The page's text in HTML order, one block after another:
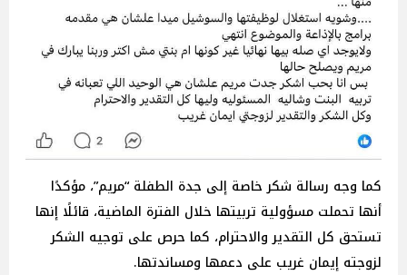
كما وجه رسالة شكر خاصة إلى جدة الطفلة “مريم”، مؤكدًا
أنها تحملت مسؤولية تربيتها خلال الفترة الماضية، قائلًا إنها
تستحق كل التقدير والاحترام، كما حرص على توجيه الشكر
لزوجته إيمان غريب على دعمها ومساندتها.